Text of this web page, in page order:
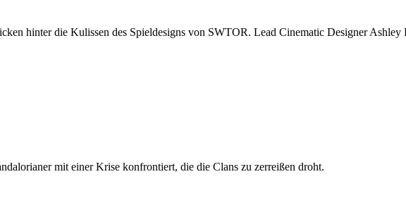
hinter die Kulissen des Spieldesigns von SWTOR. Lead Cinematic Designer Ashley
mit einer Krise konfrontiert, die die Clans zu zerreißen droht.